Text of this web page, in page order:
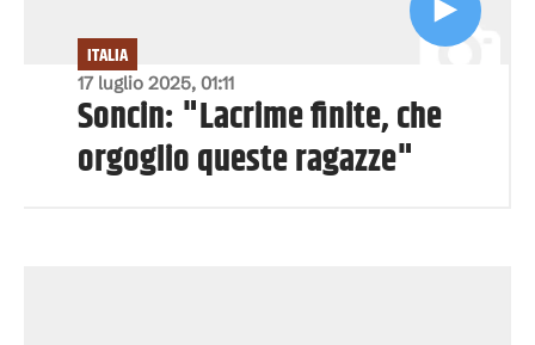
17 luglio 2025, 01:11
ITALIA
Soncin: "Lacrime finite, che
orgoglio queste ragazze"